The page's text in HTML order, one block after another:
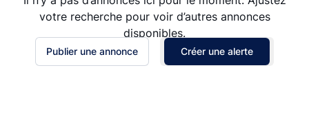
votre recherche pour voir d’autres annonces
disponibles.
Publier une annonce Créer une alerte